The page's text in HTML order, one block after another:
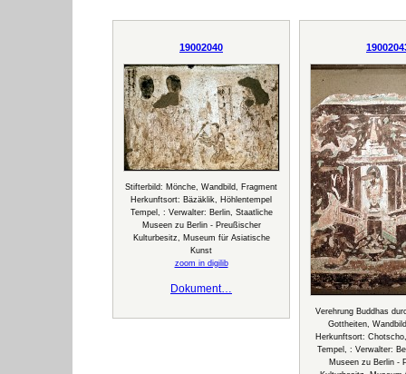
19002040
Stifterbild: Mönche, Wandbild, Fragment
Herkunftsort: Bäzäklik, Höhlentempel
Tempel, : Verwalter: Berlin, Staatliche
Museen zu Berlin - Preußischer
Kulturbesitz, Museum für Asiatische
Kunst
zoom in digilib
Dokument…
Verehrung Buddhas
Gottheiten,
Herkunftsort:
Tempel, : Verwalter:
Museen zu Berlin -